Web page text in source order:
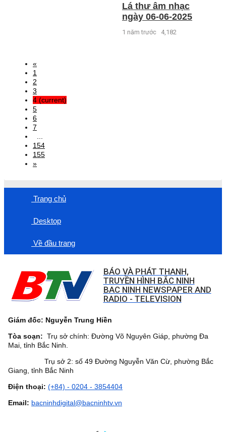
Lá thư âm nhạc
ngày 06-06-2025
1 năm trước 4,182
«
1
2
3
4 (current)
5
6
7
154
155
»
Trang chủ
Desktop
Về đầu trang
BÁO VÀ PHÁT THANH,
TRUYỀN HÌNH BẮC NINH
BAC NINH NEWSPAPER AND
RADIO - TELEVISION
Giám đốc: Nguyễn Trung Hiền
Tòa soạn: Trụ sở chính: Đường Võ Nguyên Giáp, phường Đa
Mai, tỉnh Bắc Ninh.
Trụ sở 2: số 49 Đường Nguyễn Văn Cừ, phường Bắc
Giang, tỉnh Bắc Ninh
Điện thoại: (+84) - 0204 - 3854404
Email: bacninhdigital@bacninhtv.vn